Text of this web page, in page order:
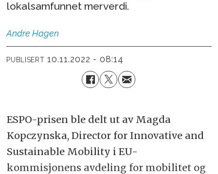
lokalsamfunnet merverdi.
Andre Hagen
PUBLISERT 10.11.2022 - 08:14
ESPO-prisen ble delt ut av Magda
Kopczynska, Director for Innovative and
Sustainable Mobility i EU-
kommisjonens avdeling for mobilitet og